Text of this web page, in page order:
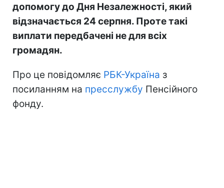
допомогу до Дня Незалежності, який
відзначається 24 серпня. Проте такі
виплати передбачені не для всіх
громадян.
Про це повідомляє РБК-Україна з
посиланням на пресслужбу Пенсійного
фонду.